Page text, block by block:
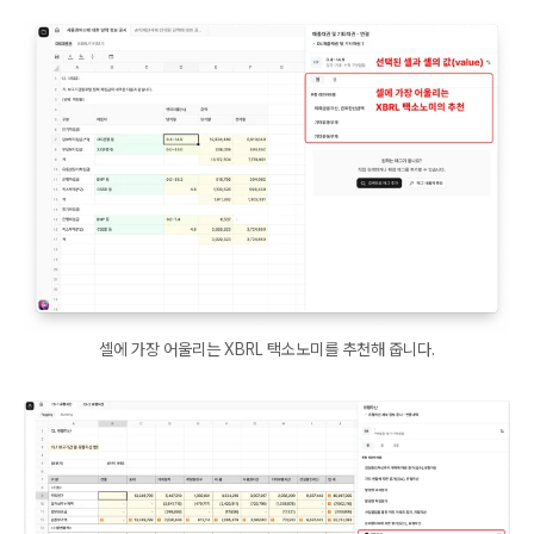
셀에 가장 어울리는 XBRL 택소노미를 추천해 줍니다.